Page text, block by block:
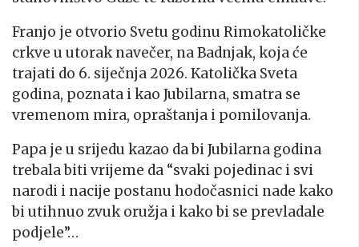
Franjo je otvorio Svetu godinu Rimokatoličke
crkve u utorak navečer, na Badnjak, koja će
trajati do 6. siječnja 2026. Katolička Sveta
godina, poznata i kao Jubilarna, smatra se
vremenom mira, opraštanja i pomilovanja.
Papa je u srijedu kazao da bi Jubilarna godina
trebala biti vrijeme da “svaki pojedinac i svi
narodi i nacije postanu hodočasnici nade kako
bi utihnuo zvuk oružja i kako bi se prevladale
podjele”…